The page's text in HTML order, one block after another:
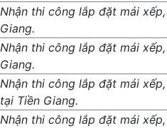
Nhận thi công lắp đặt mái
Giang.
Nhận thi công lắp đặt mái
Giang.
Nhận thi công lắp đặt mái
tại Tiền Giang.
Nhận thi công lắp đặt mái